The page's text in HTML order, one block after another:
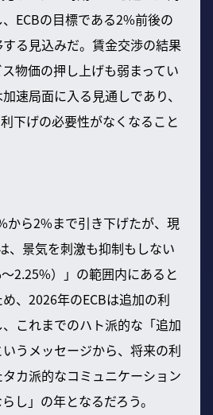
ECBの目標である2%前後の
る見込みだ。賃金交渉の結果
物価の押し上げも弱まってい
速局面に入る見通しであり、
下げの必要性がなくなること
から2%まで引き下げたが、現
、景気を刺激も抑制もしない
2.25%）」の範囲内にあると
、2026年のECBは追加の利
これまでのハト派的な「追加
うメッセージから、将来の利
カ派的なコミュニケーション
し」の年となるだろう。